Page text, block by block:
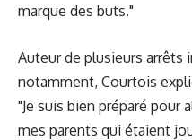
marque des buts."
Auteur de plusieurs arrêts
notamment, Courtois
"Je suis bien préparé pour
mes parents qui étaient